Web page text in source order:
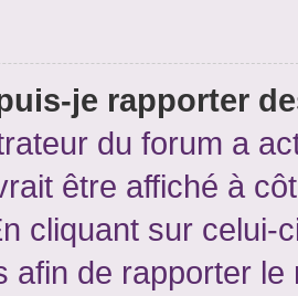
je rapporter
du forum a
être affiché à
cliquant sur
afin de rapporter le